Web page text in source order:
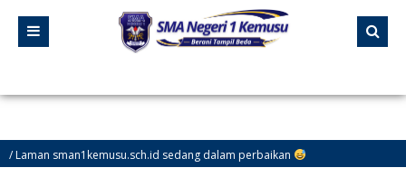
sman1kemusu.sch.id sedang dalam perbaikan